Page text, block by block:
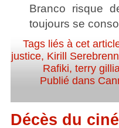
Branco risque
toujours se
Tags liés à cet
justice, Kirill
Rafiki,terry
Publié dans
Décès du